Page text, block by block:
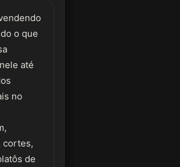
o que
até
no
cortes,
de